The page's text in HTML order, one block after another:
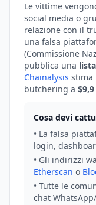
Le vittime
social media o
relazione con il
una falsa
(Commissione
pubblica una
Chainalysis stima
butchering a
Cosa devi
• La falsa
login,
• Gli indirizzi
Etherscan o
• Tutte le
chat